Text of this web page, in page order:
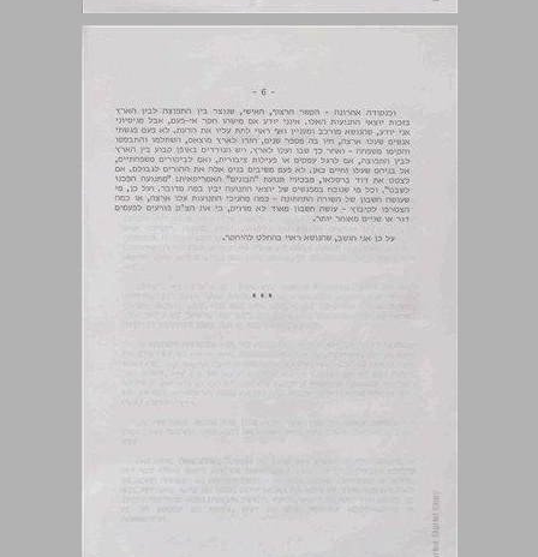
המנחה, יהודה רימר (אורים, מדור תנועות הנוער ביד טבנקין): דברי פתיחה ... 5